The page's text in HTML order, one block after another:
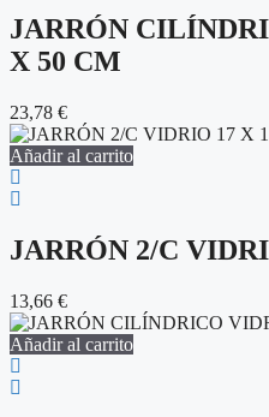
JARRÓN
X 50 CM
23,78 €
Añadir al carrito
JARRÓN 2/C
13,66 €
Añadir al carrito